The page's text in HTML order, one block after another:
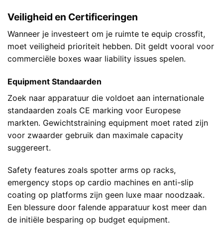
Veiligheid en Certificeringen
Wanneer je investeert om je ruimte te equip crossfit,
moet veiligheid prioriteit hebben. Dit geldt vooral voor
commerciële boxes waar liability issues spelen.
Equipment Standaarden
Zoek naar apparatuur die voldoet aan internationale
standaarden zoals CE marking voor Europese
markten. Gewichtstraining equipment moet rated zijn
voor zwaarder gebruik dan maximale capacity
suggereert.
Safety features zoals spotter arms op racks,
emergency stops op cardio machines en anti-slip
coating op platforms zijn geen luxe maar noodzaak.
Een blessure door falende apparatuur kost meer dan
de initiële besparing op budget equipment.